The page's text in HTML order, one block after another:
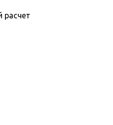
расчет